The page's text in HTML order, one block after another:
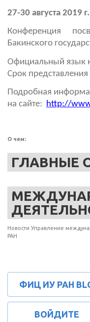
27-30 августа 2019 г.
Конференция
Бакинского
Официальный язык
Срок
Подробная
на сайте: http://
О чем:
ГЛАВНЫЕ
Новости Управление
РАН
ФИЦ ИУ РАН
ВОЙДИТЕ